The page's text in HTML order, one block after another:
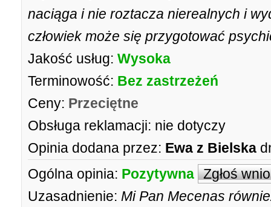
naciąga i nie roztacza nierealnych i
człowiek może się przygotować
Jakość usług: Wysoka
Terminowość: Bez zastrzeżeń
Ceny: Przeciętne
Obsługa reklamacji: nie dotyczy
Opinia dodana przez: Ewa z Bielska
Ogólna opinia: Pozytywna Zgłoś
Uzasadnienie: Mi Pan Mecenas